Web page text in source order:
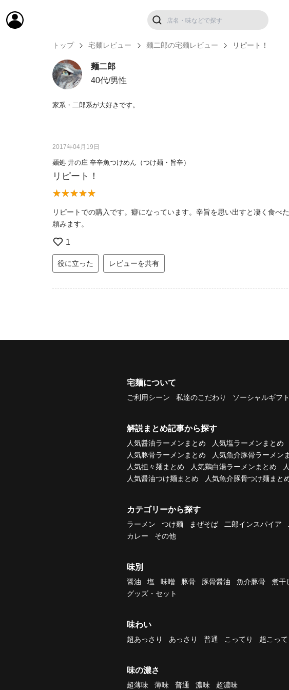
トップ 宅麺レビュー 麺二郎の宅麺レビュー リピート！
麺二郎
40代/男性
家系・二郎系が大好きです。
2017年04月19日
麺処 井の庄 辛辛魚つけめん（つけ麺・旨辛）
リピート！
リピートでの購入です。癖になっています。辛旨を思い出すと凄く食
頼みます。
1
役に立った レビューを共有
宅麺について
ご利用シーン 私達のこだわり ソーシャルギフト
解説まとめ記事から探す
人気醤油ラーメンまとめ 人気塩ラーメンまとめ
人気豚骨ラーメンまとめ
人気魚介豚骨ラーメン
人気担々麺まとめ
人気鶏白湯ラーメンまとめ
人気醤油つけ麺まとめ
人気魚介豚骨つけ麺まと
カテゴリーから探す
ラーメン つけ麺 まぜそば 二郎インスパイア
カレー
その他
味別
醤油 塩 味噌 豚骨 豚骨醤油 魚介豚骨 煮干
グッズ・セット
味わい
超あっさり あっさり 普通 こってり 超こって
味の濃さ
超薄味 薄味 普通 濃味 超濃味